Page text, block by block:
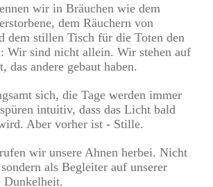
wir in Bräuchen wie dem
dem Räuchern von
dem stillen Tisch für die Toten den
Wir sind nicht allein. Wir stehen auf
das andere gebaut haben.
sich, die Tage werden immer
intuitiv, dass das Licht bald
Aber vorher ist - Stille.
wir unsere Ahnen herbei. Nicht
als Begleiter auf unserer
Dunkelheit.